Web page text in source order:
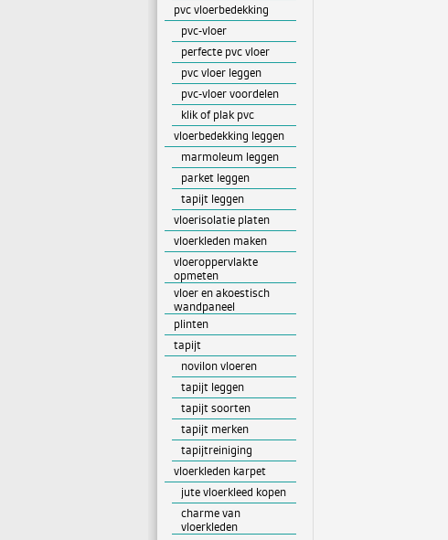
pvc vloerbedekking
pvc-vloer
perfecte pvc vloer
pvc vloer leggen
pvc-vloer voordelen
klik of plak pvc
vloerbedekking leggen
marmoleum leggen
parket leggen
tapijt leggen
vloerisolatie platen
vloerkleden maken
vloeroppervlakte
opmeten
vloer en akoestisch
wandpaneel
plinten
tapijt
novilon vloeren
tapijt leggen
tapijt soorten
tapijt merken
tapijtreiniging
vloerkleden karpet
jute vloerkleed kopen
charme van
vloerkleden